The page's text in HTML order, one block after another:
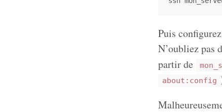
Puis
N’oubliez pas
partir de
about:config